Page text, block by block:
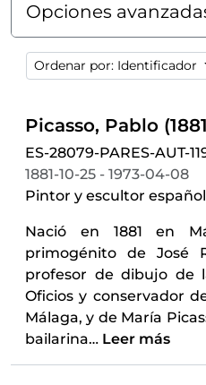
Opciones
Ordenar por: Identificador
Picasso, Pablo
ES-28079-PARES-AUT-
1881-10-25 - 1973-04-08
Pintor y escultor
Nació en 1881 en
primogénito de José
profesor de dibujo de
Oficios y conservador
Málaga, y de María
bailarina… Leer más